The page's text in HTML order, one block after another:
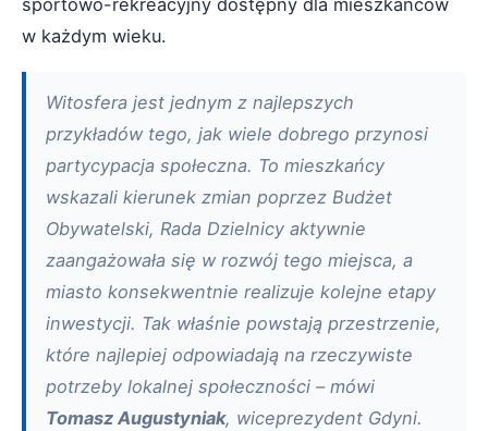
sportowo-rekreacyjny dostępny dla mieszkańców
w każdym wieku.
Witosfera jest jednym z najlepszych
przykładów tego, jak wiele dobrego przynosi
partycypacja społeczna. To mieszkańcy
wskazali kierunek zmian poprzez Budżet
Obywatelski, Rada Dzielnicy aktywnie
zaangażowała się w rozwój tego miejsca, a
miasto konsekwentnie realizuje kolejne etapy
inwestycji. Tak właśnie powstają przestrzenie,
które najlepiej odpowiadają na rzeczywiste
potrzeby lokalnej społeczności – mówi
Tomasz Augustyniak, wiceprezydent Gdyni.